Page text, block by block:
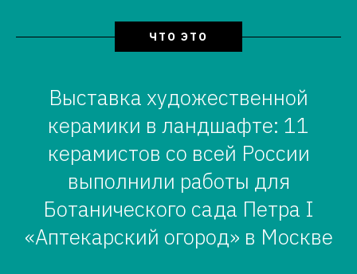
ЧТО ЭТО
Выставка художественной
керамики в ландшафте: 11
керамистов со всей России
выполнили работы для
Ботанического сада Петра I
«Аптекарский огород» в Москве